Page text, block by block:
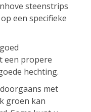
steenstrips
een specifieke
een propere
hechting.
met
groen kan